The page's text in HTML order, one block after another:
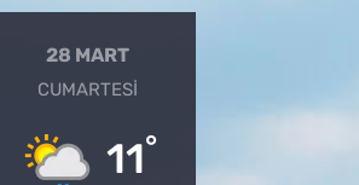
28 MART
CUMARTESI
11°